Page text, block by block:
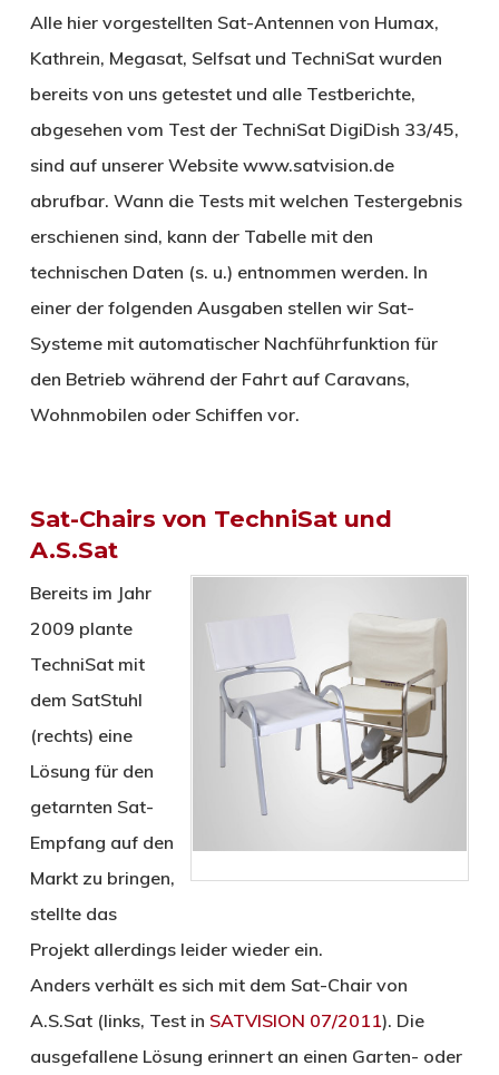
Alle hier vorgestellten Sat-Antennen von Humax,
Kathrein, Megasat, Selfsat und TechniSat wurden
bereits von uns getestet und alle Testberichte,
abgesehen vom Test der TechniSat DigiDish 33/45,
sind auf unserer Website www.satvision.de
abrufbar. Wann die Tests mit welchen Testergebnis
erschienen sind, kann der Tabelle mit den
technischen Daten (s. u.) entnommen werden. In
einer der folgenden Ausgaben stellen wir Sat-
Systeme mit automatischer Nachführfunktion für
den Betrieb während der Fahrt auf Caravans,
Wohnmobilen oder Schiffen vor.
Sat-Chairs von TechniSat und
A.S.Sat
Bereits im Jahr
2009 plante
TechniSat mit
dem SatStuhl
(rechts) eine
Lösung für den
getarnten Sat-
Empfang auf den
Markt zu bringen,
stellte das
Projekt allerdings leider wieder ein.
Anders verhält es sich mit dem Sat-Chair von
A.S.Sat (links, Test in SATVISION 07/2011). Die
ausgefallene Lösung erinnert an einen Garten- oder